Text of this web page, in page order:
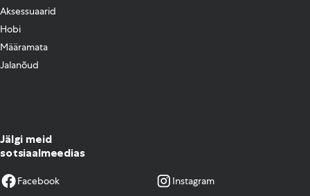
Aksessuaarid
Hobi
Määramata
Jalanõud
Jälgi meid
sotsiaalmeedias
Facebook
Instagram